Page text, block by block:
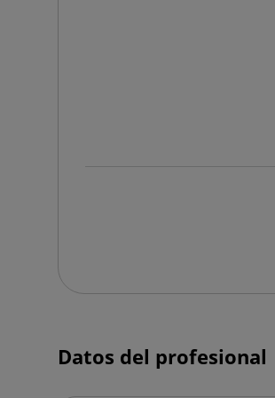
Datos del profesional